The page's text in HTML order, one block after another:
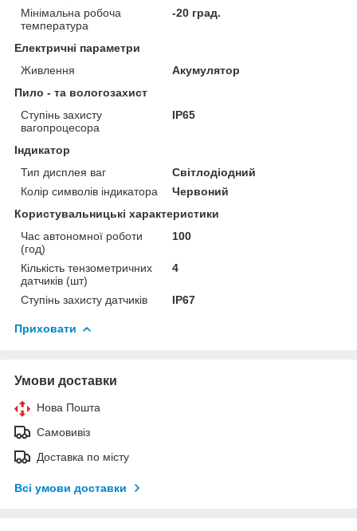
Мінімальна робоча
температура
-20 град.
Електричні параметри
Живлення
Акумулятор
Пило - та вологозахист
Ступінь захисту
вагопроцесора
IP65
Індикатор
Тип дисплея ваг
Світлодіодний
Колір символів індикатора
Червоний
Користувальницькі характеристики
Час автономної роботи
(год)
100
Кількість тензометричних
датчиків (шт)
4
Ступінь захисту датчиків IP67
Приховати
Умови доставки
Нова Пошта
Самовивіз
Доставка по місту
Всі умови доставки